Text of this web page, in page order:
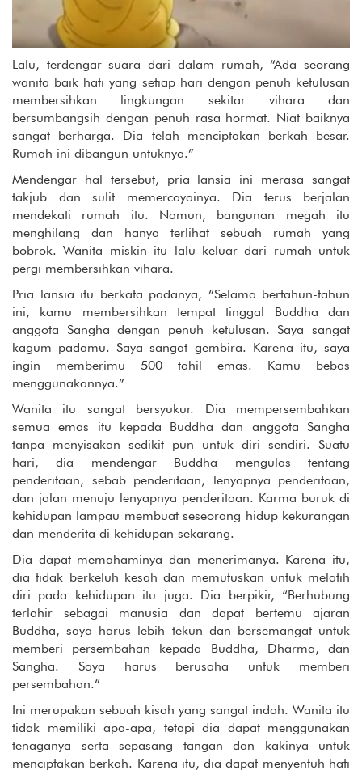
Lalu, terdengar suara dari dalam rumah, “Ada seorang
wanita baik hati yang setiap hari dengan penuh ketulusan
membersihkan lingkungan sekitar vihara dan
bersumbangsih dengan penuh rasa hormat. Niat baiknya
sangat berharga. Dia telah menciptakan berkah besar.
Rumah ini dibangun untuknya.”
Mendengar hal tersebut, pria lansia ini merasa sangat
takjub dan sulit memercayainya. Dia terus berjalan
mendekati rumah itu. Namun, bangunan megah itu
menghilang dan hanya terlihat sebuah rumah yang
bobrok. Wanita miskin itu lalu keluar dari rumah untuk
pergi membersihkan vihara.
Pria lansia itu berkata padanya, “Selama bertahun-tahun
ini, kamu membersihkan tempat tinggal Buddha dan
anggota Sangha dengan penuh ketulusan. Saya sangat
kagum padamu. Saya sangat gembira. Karena itu, saya
ingin memberimu 500 tahil emas. Kamu bebas
menggunakannya.”
Wanita itu sangat bersyukur. Dia mempersembahkan
semua emas itu kepada Buddha dan anggota Sangha
tanpa menyisakan sedikit pun untuk diri sendiri. Suatu
hari, dia mendengar Buddha mengulas tentang
penderitaan, sebab penderitaan, lenyapnya penderitaan,
dan jalan menuju lenyapnya penderitaan. Karma buruk di
kehidupan lampau membuat seseorang hidup kekurangan
dan menderita di kehidupan sekarang.
Dia dapat memahaminya dan menerimanya. Karena itu,
dia tidak berkeluh kesah dan memutuskan untuk melatih
diri pada kehidupan itu juga. Dia berpikir, “Berhubung
terlahir sebagai manusia dan dapat bertemu ajaran
Buddha, saya harus lebih tekun dan bersemangat untuk
memberi persembahan kepada Buddha, Dharma, dan
Sangha. Saya harus berusaha untuk memberi
persembahan.”
Ini merupakan sebuah kisah yang sangat indah. Wanita itu
tidak memiliki apa-apa, tetapi dia dapat menggunakan
tenaganya serta sepasang tangan dan kakinya untuk
menciptakan berkah. Karena itu, dia dapat menyentuh hati